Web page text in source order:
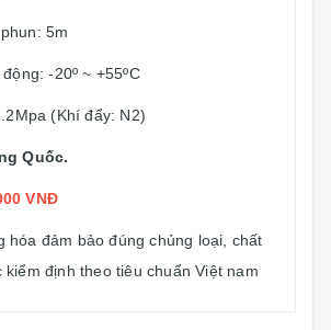
5m
-20º ~ +55ºC
(Khí đẩy: N2)
Quốc.
VNĐ
hóa đảm bảo đúng chủng loại, chất
định theo tiêu chuẩn Việt nam